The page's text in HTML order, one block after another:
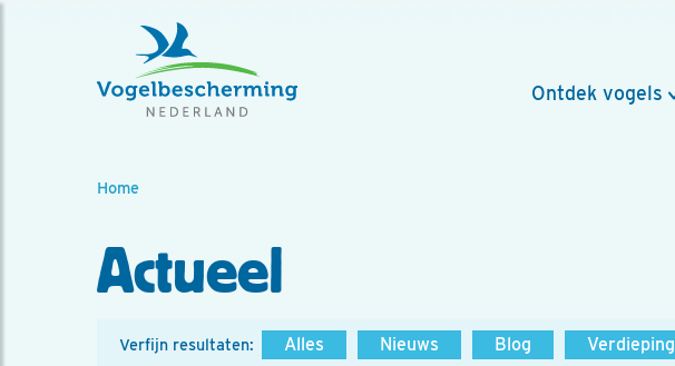
Ontdek vogels
Home
Actueel
Verfijn resultaten: Alles Nieuws Blog Verdieping